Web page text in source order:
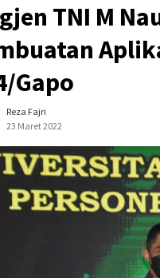
TNI M
Gapo
Reza Fajri
23 Maret 2022